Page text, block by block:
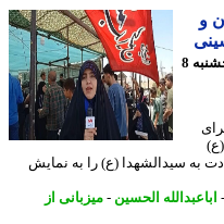
8 روز پیش - پنجشنبه 8
سیدالشهدا (ع) را به نمایش
الحسین-میزبانی از